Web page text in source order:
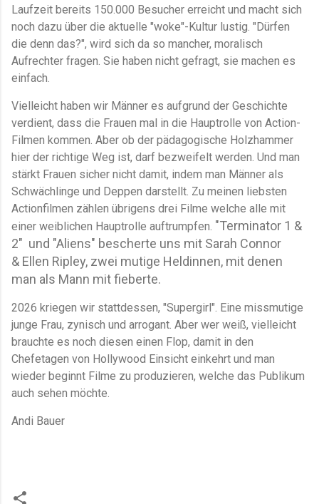
Laufzeit bereits 150.000 Besucher erreicht und macht sich
noch dazu über die aktuelle "woke"-Kultur lustig. "Dürfen
die denn das?", wird sich da so mancher, moralisch
Aufrechter fragen. Sie haben nicht gefragt, sie machen es
einfach.
Vielleicht haben wir Männer es aufgrund der Geschichte
verdient, dass die Frauen mal in die Hauptrolle von Action-
Filmen kommen. Aber ob der pädagogische Holzhammer
hier der richtige Weg ist, darf bezweifelt werden. Und man
stärkt Frauen sicher nicht damit, indem man Männer als
Schwächlinge und Deppen darstellt. Zu meinen liebsten
Actionfilmen zählen übrigens drei Filme welche alle mit
einer weiblichen Hauptrolle auftrumpfen. "Terminator 1 &
2" und "Aliens" bescherte uns mit Sarah Connor
& Ellen Ripley, zwei mutige Heldinnen, mit denen
man als Mann mit fieberte.
2026 kriegen wir stattdessen, "Supergirl". Eine missmutige
junge Frau, zynisch und arrogant. Aber wer weiß, vielleicht
brauchte es noch diesen einen Flop, damit in den
Chefetagen von Hollywood Einsicht einkehrt und man
wieder beginnt Filme zu produzieren, welche das Publikum
auch sehen möchte.
Andi Bauer